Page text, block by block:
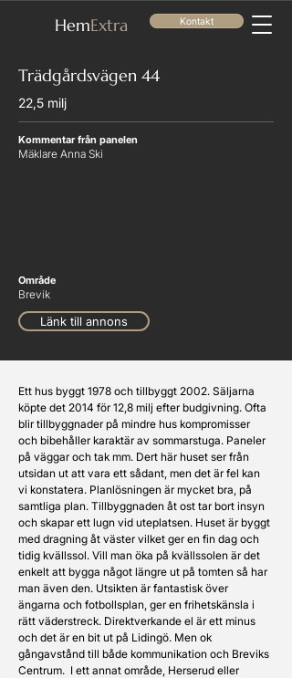
HemExtra Kontakt
Trädgårdsvägen 44
22,5 milj
Kommentar från panelen
Mäklare Anna Ski
Område
Brevik
Länk till annons
Ett hus byggt 1978 och tillbyggt 2002. Säljarna
köpte det 2014 för 12,8 milj efter budgivning. Ofta
blir tillbyggnader på mindre hus kompromisser
och bibehåller karaktär av sommarstuga. Paneler
på väggar och tak mm. Dert här huset ser från
utsidan ut att vara ett sådant, men det är fel kan
vi konstatera. Planlösningen är mycket bra, på
samtliga plan. Tillbyggnaden åt ost tar bort insyn
och skapar ett lugn vid uteplatsen. Huset är byggt
med dragning åt väster vilket ger en fin dag och
tidig kvällssol. Vill man öka på kvällssolen är det
enkelt att bygga något längre ut på tomten så har
man även den. Utsikten är fantastisk över
ängarna och fotbollsplan, ger en frihetskänsla i
rätt väderstreck. Direktverkande el är ett minus
och det är en bit ut på Lidingö. Men ok
gångavstånd till både kommunikation och Breviks
Centrum.  I ett annat område, Herserud eller